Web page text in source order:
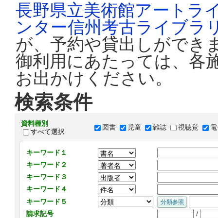
長野県立美術館アートラ
ンター信州考古ライブラ
が、予約や貸出しができ
御利用にあたっては、各
お出かけください。
検索条件
資料種別
すべて選択
図書 児童 雑誌 視聴覚
キーワード１
キーワード２
キーワード３
キーワード４
キーワード５
請求記号
/